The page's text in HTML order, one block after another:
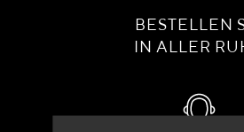
BESTELLEN
IN ALLER